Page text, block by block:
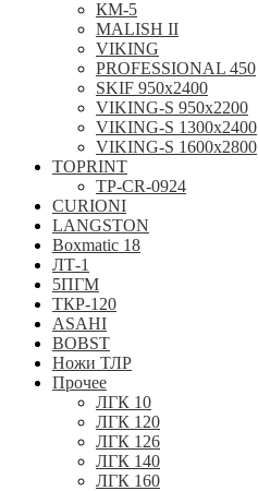
КМ-5
MALISH II
VIKING
PROFESSIONAL 450
SKIF 950x2400
VIKING-S 950х2200
VIKING-S 1300x2400
VIKING-S 1600x2800
TOPRINT
TP-CR-0924
CURIONI
LANGSTON
Boxmatic 18
ЛТ-1
5ПГМ
ТКР-120
ASAHI
BOBST
Ножи ТЛР
Прочее
ЛГК 10
ЛГК 120
ЛГК 126
ЛГК 140
ЛГК 160